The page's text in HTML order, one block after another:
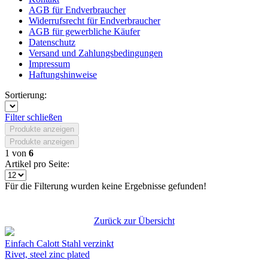
AGB für Endverbraucher
Widerrufsrecht für Endverbraucher
AGB für gewerbliche Käufer
Datenschutz
Versand und Zahlungsbedingungen
Impressum
Haftungshinweise
Sortierung:
Filter schließen
Produkte anzeigen
Produkte anzeigen
1 von 6
Artikel pro Seite:
Für die Filterung wurden keine Ergebnisse gefunden!
Zurück zur Übersicht
Einfach Calott Stahl verzinkt
Rivet, steel zinc plated